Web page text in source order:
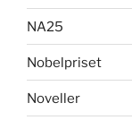
NA25
Nobelpriset
Noveller